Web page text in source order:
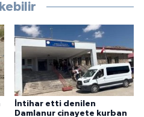
İntihar etti denilen
Damlanur cinayete kurban